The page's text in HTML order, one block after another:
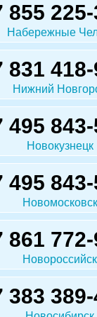
855
Набережные
831
Нижний
495
Новокузнецк
495
Новомосковск
861
Новороссийск
383